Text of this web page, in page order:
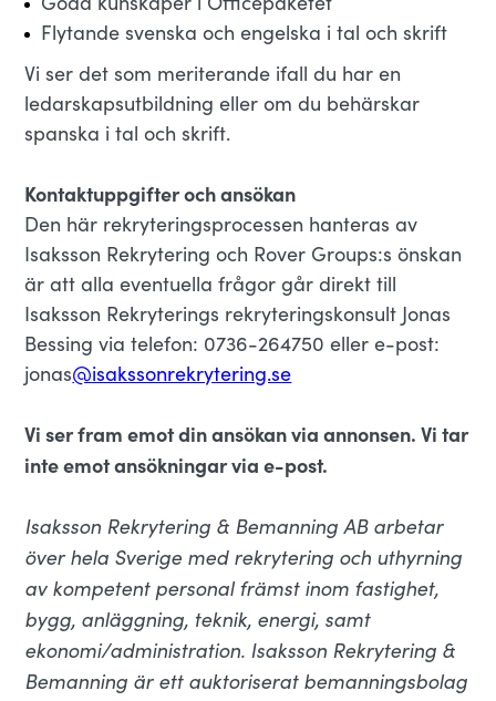
Flytande svenska och engelska i tal och skrift
Vi ser det som meriterande ifall du har en
ledarskapsutbildning eller om du behärskar
spanska i tal och skrift.
Kontaktuppgifter och ansökan
Den här rekryteringsprocessen hanteras av
Isaksson Rekrytering och Rover Groups:s önskan
är att alla eventuella frågor går direkt till
Isaksson Rekryterings rekryteringskonsult Jonas
Bessing via telefon: 0736-264750 eller e-post:
jonas@isakssonrekrytering.se
Vi ser fram emot din ansökan via annonsen. Vi tar
inte emot ansökningar via e-post.
Isaksson Rekrytering & Bemanning AB arbetar
över hela Sverige med rekrytering och uthyrning
av kompetent personal främst inom fastighet,
bygg, anläggning, teknik, energi, samt
ekonomi/administration. Isaksson Rekrytering &
Bemanning är ett auktoriserat bemanningsbolag